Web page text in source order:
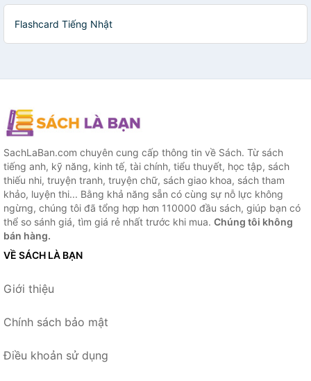
Flashcard Tiếng Nhật
SachLaBan.com chuyên cung cấp thông tin về Sách. Từ sách
tiếng anh, kỹ năng, kinh tế, tài chính, tiểu thuyết, học tập, sách
thiếu nhi, truyện tranh, truyện chữ, sách giao khoa, sách tham
khảo, luyện thi... Bằng khả năng sẵn có cùng sự nỗ lực không
ngừng, chúng tôi đã tổng hợp hơn 110000 đầu sách, giúp bạn có
thể so sánh giá, tìm giá rẻ nhất trước khi mua. Chúng tôi không
bán hàng.
VỀ SÁCH LÀ BẠN
Giới thiệu
Chính sách bảo mật
Điều khoản sử dụng